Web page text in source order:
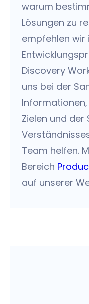
warum
Lösungen zu
empfehlen wir
Discovery
uns bei der
Zielen und
Team helfen.
Bereich
auf unserer